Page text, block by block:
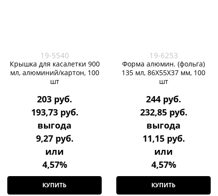
19-5540
Крышка для касалетки 900
мл, алюминий/картон, 100
шт
203 руб.
193,73 руб.
выгода
9,27 руб.
или
4,57%
КУПИТЬ
19-6253
Форма алюмин. (фольга)
135 мл, 86Х55Х37 мм, 100
шт
244 руб.
232,85 руб.
выгода
11,15 руб.
или
4,57%
КУПИТЬ